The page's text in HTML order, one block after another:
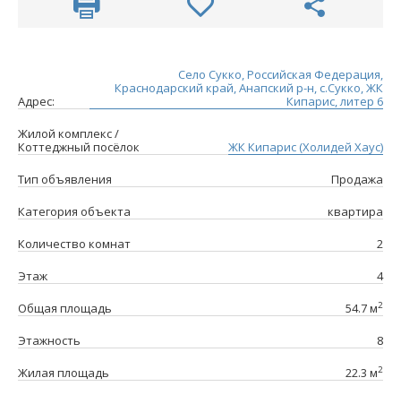
Адрес:
Село Сукко, Российская Федерация,
Краснодарский край, Анапский р-н, с.Сукко, ЖК
Кипарис, литер 6
Жилой комплекс /
Коттеджный посёлок
ЖК Кипарис (Холидей Хаус)
Тип объявления
Продажа
Категория объекта
квартира
Количество комнат
2
Этаж
4
Общая площадь
54.7 м2
Этажность
8
Жилая площадь
22.3 м2